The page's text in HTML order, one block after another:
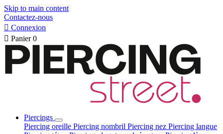
Skip to main content
Contactez-nous
 Connexion
 Panier 0
Piercings
Piercing oreille Piercing nombril Piercing nez Piercing langue